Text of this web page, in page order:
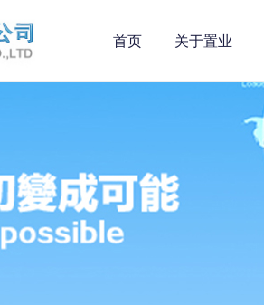
首页 关于置业